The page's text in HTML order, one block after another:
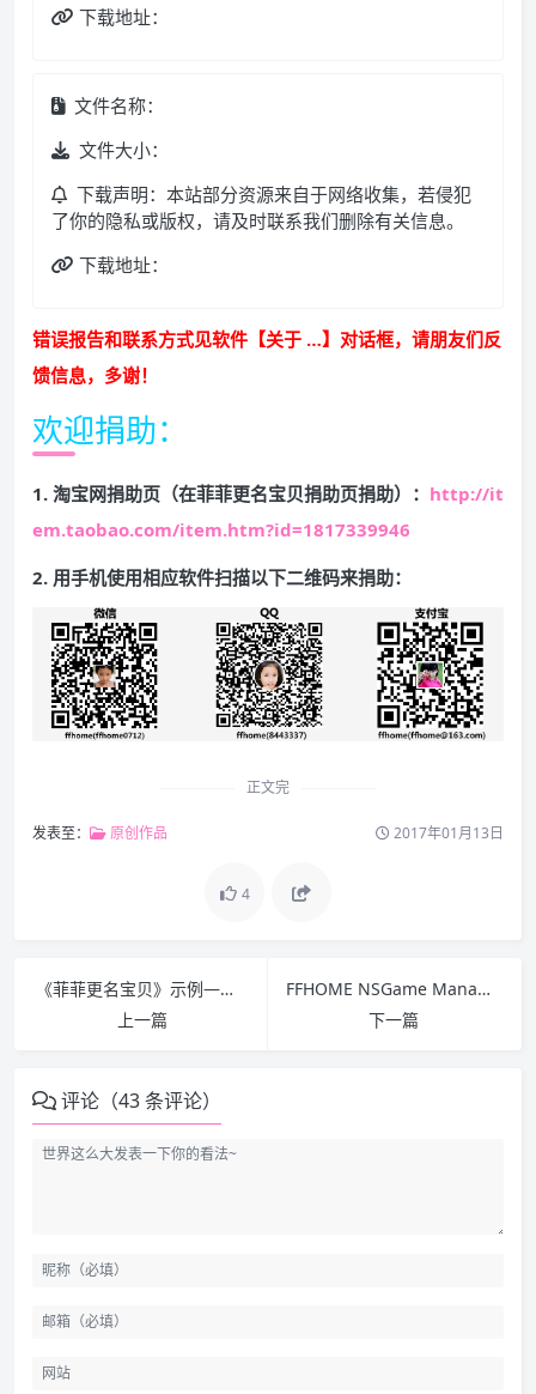
下载地址：
文件名称：
文件大小：
下载声明：本站部分资源来自于网络收集，若侵犯
了你的隐私或版权，请及时联系我们删除有关信息。
下载地址：
错误报告和联系方式见软件【关于 …】对话框，请朋友们反
馈信息，多谢！
欢迎捐助：
1. 淘宝网捐助页（在菲菲更名宝贝捐助页捐助）： http://it
em.taobao.com/item.htm?id=1817339946
2. 用手机使用相应软件扫描以下二维码来捐助：
正文完
发表至： 原创作品 2017年01月13日
4
《菲菲更名宝贝》示例——利用归类进行编号的更名实例
上一篇
FFHOME NSGame Manager v13.5ff 正式版
下一篇
评论（43 条评论）